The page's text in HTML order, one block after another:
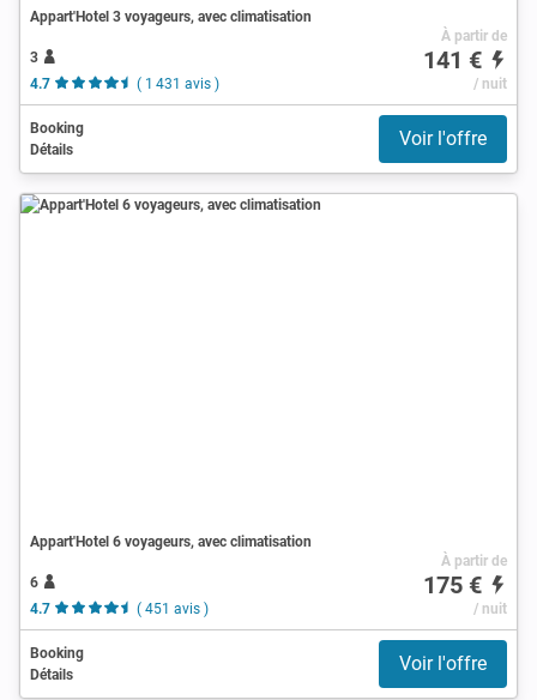
Appart'Hotel 3 voyageurs, avec climatisation
3
4.7
( 1 431 avis )
À partir de
141 €
/ nuit
Booking
Détails
Voir l'offre
Appart'Hotel 6 voyageurs, avec climatisation
6
4.7
( 451 avis )
À partir de
175 €
/ nuit
Booking
Détails
Voir l'offre